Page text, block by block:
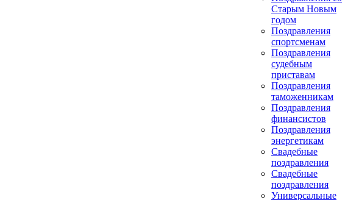
Старым Новым
годом
Поздравления
спортсменам
Поздравления
судебным
приставам
Поздравления
таможенникам
Поздравления
финансистов
Поздравления
энергетикам
Свадебные
поздравления
Свадебные
поздравления
Универсальные